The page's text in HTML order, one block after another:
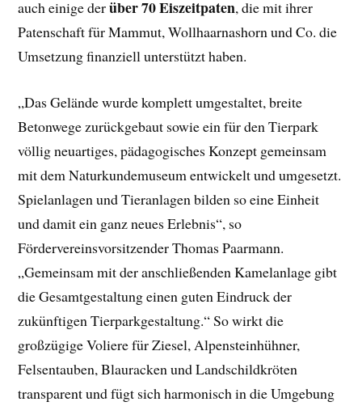
auch einige derüber 70 Eiszeitpaten, die mit ihrer
Patenschaft für Mammut, Wollhaarnashorn und Co. die
Umsetzung finanziell unterstützt haben.
„Das Gelände wurde komplett umgestaltet, breite
Betonwege zurückgebaut sowie ein für den Tierpark
völlig neuartiges, pädagogisches Konzept gemeinsam
mit dem Naturkundemuseum entwickelt und umgesetzt.
Spielanlagen und Tieranlagen bilden so eine Einheit
und damit ein ganz neues Erlebnis“, so
Fördervereinsvorsitzender Thomas Paarmann.
„Gemeinsam mit der anschließenden Kamelanlage gibt
die Gesamtgestaltung einen guten Eindruck der
zukünftigen Tierparkgestaltung.“ So wirkt die
großzügige Voliere für Ziesel, Alpensteinhühner,
Felsentauben, Blauracken und Landschildkröten
transparent und fügt sich harmonisch in die Umgebung